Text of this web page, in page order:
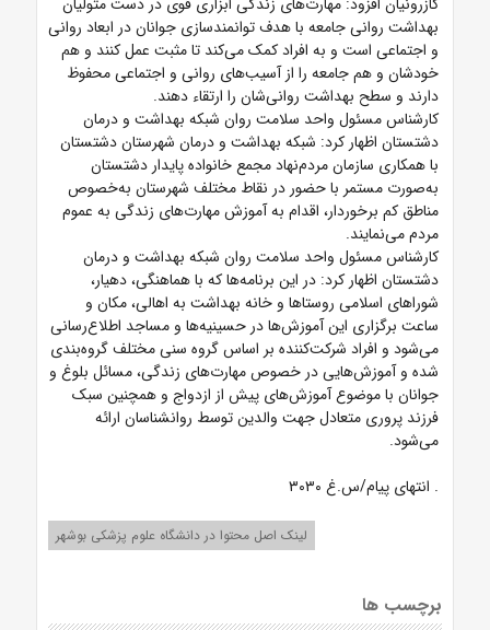
کازرونیان افزود: مهارت‌های زندگی ابزاری قوی در دست متولیان
بهداشت روانی جامعه با هدف توانمندسازی جوانان در ابعاد روانی
و اجتماعی است و به افراد کمک می‌کند تا مثبت عمل کنند و هم
خودشان و هم جامعه را از آسیب‌های روانی و اجتماعی محفوظ
دارند و سطح بهداشت روانی‌شان را ارتقاء دهند.
کارشناس مسئول واحد سلامت روان شبکه بهداشت و درمان
دشتستان اظهار کرد: شبکه بهداشت و درمان شهرستان دشتستان
با همکاری سازمان مردم‌نهاد مجمع خانواده پایدار دشتستان
به‌صورت مستمر با حضور در نقاط مختلف شهرستان به‌خصوص
مناطق کم برخوردار، اقدام به آموزش مهارت‌های زندگی به عموم
مردم می‌نمایند.
کارشناس مسئول واحد سلامت روان شبکه بهداشت و درمان
دشتستان اظهار کرد: در این برنامه‌ها که با هماهنگی، دهیار،
شوراهای اسلامی روستاها و خانه بهداشت به اهالی، مکان و
ساعت برگزاری این آموزش‌ها در حسینیه‌ها و مساجد اطلاع‌رسانی
می‌شود و افراد شرکت‌کننده بر اساس گروه سنی مختلف گروه‌بندی
شده و آموزش‌هایی در خصوص مهارت‌های زندگی، مسائل بلوغ و
جوانان با موضوع آموزش‌های پیش از ازدواج و همچنین سبک
فرزند پروری متعادل جهت والدین توسط روانشناسان ارائه
می‌شود.
. انتهای پیام/س.غ ۳۰۳۰
لینک اصل محتوا در دانشگاه علوم پزشکی بوشهر
برچسب ها